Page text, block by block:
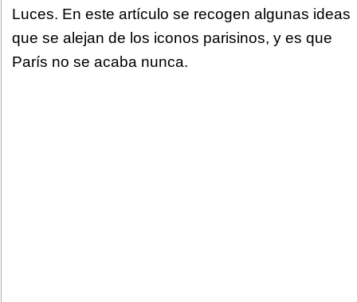
Luces. En este artículo se recogen algunas ideas
que se alejan de los iconos parisinos, y es que
París no se acaba nunca.